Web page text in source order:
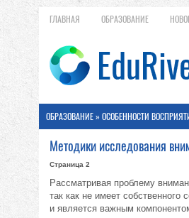
ГЛАВНАЯ ОБРАЗОВАНИЕ
ОБРАЗОВАНИЕ» ОСОБЕННОСТИ
Методики исследования
Страница 2
Рассматривая проблему
так как не имеет
и является важным